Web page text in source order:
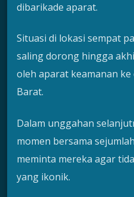
dibarikade aparat.
Situasi di lokasi sempat
saling dorong hingga
oleh aparat keamanan ke
Barat.
Dalam unggahan
momen bersama
meminta mereka agar
yang ikonik.